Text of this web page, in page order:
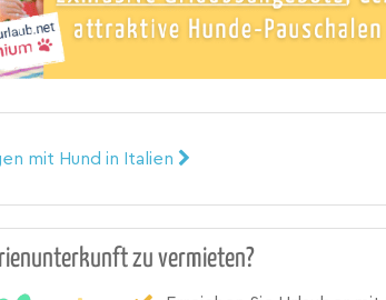
mit Hund in Italien
zu vermieten?